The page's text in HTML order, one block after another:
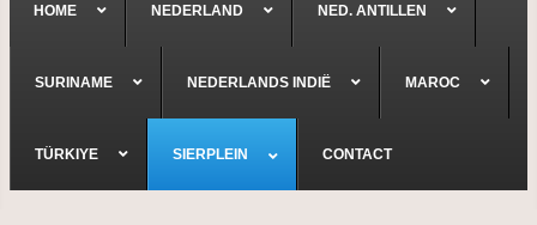
HOME NEDERLAND NED. ANTILLEN
SURINAME NEDERLANDS INDIË MAROC
TÜRKIYE SIERPLEIN CONTACT